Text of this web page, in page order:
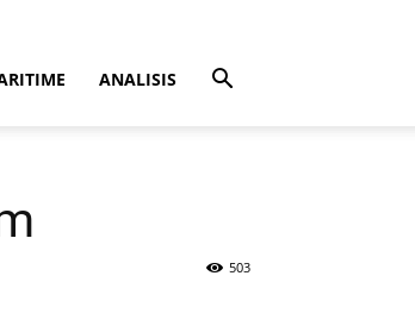
ANALISIS
503